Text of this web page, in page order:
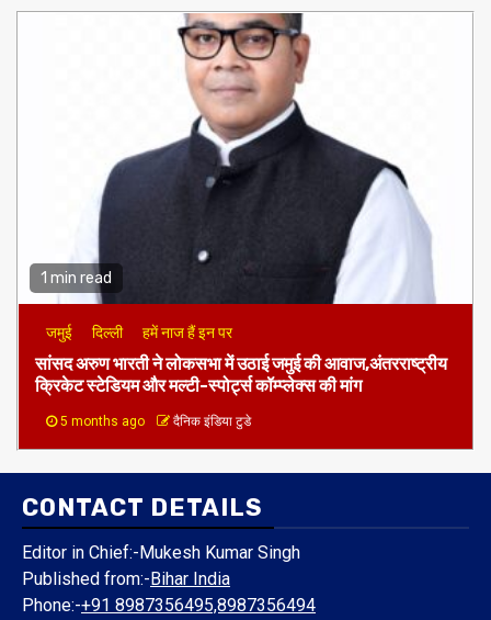
1 min read
जमुई दिल्ली हमें नाज हैं इन पर
​सांसद अरुण भारती ने लोकसभा में उठाई जमुई की आवाज,अंतरराष्ट्रीय
क्रिकेट स्टेडियम और मल्टी-स्पोर्ट्स कॉम्प्लेक्स की मांग
5 months ago दैनिक इंडिया टुडे
CONTACT DETAILS
Editor in Chief:-Mukesh Kumar Singh
Published from:-Bihar India
Phone:-+91 8987356495,8987356494